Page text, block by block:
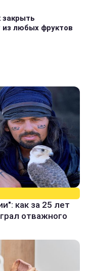
закрыть
любых фруктов
как за 25 лет
отважного